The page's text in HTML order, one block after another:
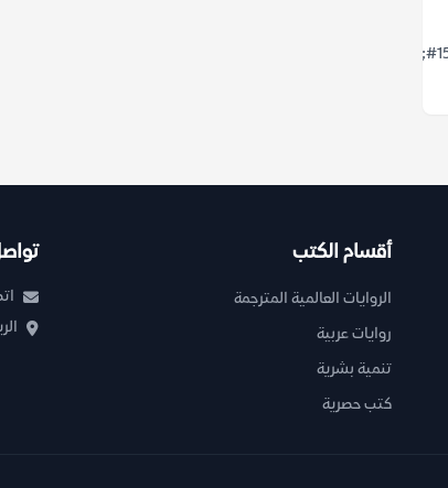
أقسام الكتب
الروايات العالمية المترجمة
روايات عربية
تنمية بشرية
كتب حصرية